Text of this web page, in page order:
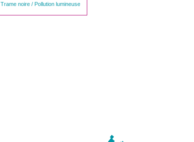
Trame noire / Pollution lumineuse